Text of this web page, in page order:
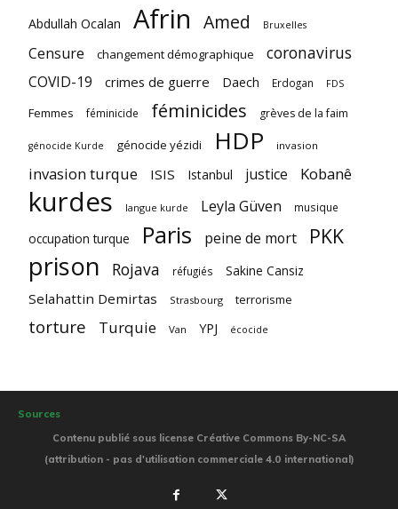
Abdullah Ocalan Afrin Amed Bruxelles
Censure changement démographique coronavirus
COVID-19 crimes de guerre Daech Erdogan FDS
Femmes féminicide féminicides grèves de la faim
génocide Kurde génocide yézidi HDP invasion
invasion turque ISIS Istanbul justice Kobanê
kurdes langue kurde Leyla Güven musique
occupation turque Paris peine de mort PKK
prison Rojava réfugiés Sakine Cansiz
Selahattin Demirtas Strasbourg terrorisme
torture Turquie Van YPJ écocide
Sources
Contenu publié sous license Créative Commons By-NC-SA
(attribution - pas d'utilisation commerciale 4.0 international)